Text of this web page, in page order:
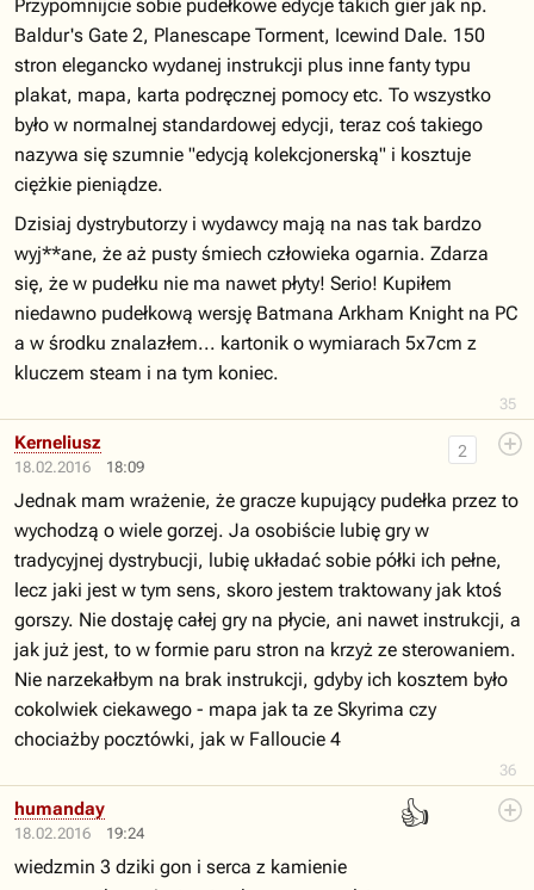
35
Przypomnijcie sobie pudełkowe edycje takich gier jak np.
Baldur's Gate 2, Planescape Torment, Icewind Dale. 150
stron elegancko wydanej instrukcji plus inne fanty typu
plakat, mapa, karta podręcznej pomocy etc. To wszystko
było w normalnej standardowej edycji, teraz coś takiego
nazywa się szumnie "edycją kolekcjonerską" i kosztuje
ciężkie pieniądze.
Dzisiaj dystrybutorzy i wydawcy mają na nas tak bardzo
wyj**ane, że aż pusty śmiech człowieka ogarnia. Zdarza
się, że w pudełku nie ma nawet płyty! Serio! Kupiłem
niedawno pudełkową wersję Batmana Arkham Knight na PC
a w środku znalazłem... kartonik o wymiarach 5x7cm z
kluczem steam i na tym koniec.
18.02.2016 18:09
36
2
Kerneliusz
Jednak mam wrażenie, że gracze kupujący pudełka przez to
wychodzą o wiele gorzej. Ja osobiście lubię gry w
tradycyjnej dystrybucji, lubię układać sobie półki ich pełne,
lecz jaki jest w tym sens, skoro jestem traktowany jak ktoś
gorszy. Nie dostaję całej gry na płycie, ani nawet instrukcji, a
jak już jest, to w formie paru stron na krzyż ze sterowaniem.
Nie narzekałbym na brak instrukcji, gdyby ich kosztem było
cokolwiek ciekawego - mapa jak ta ze Skyrima czy
chociażby pocztówki, jak w Falloucie 4
18.02.2016 19:24
👍
humanday
wiedzmin 3 dziki gon i serca z kamienie